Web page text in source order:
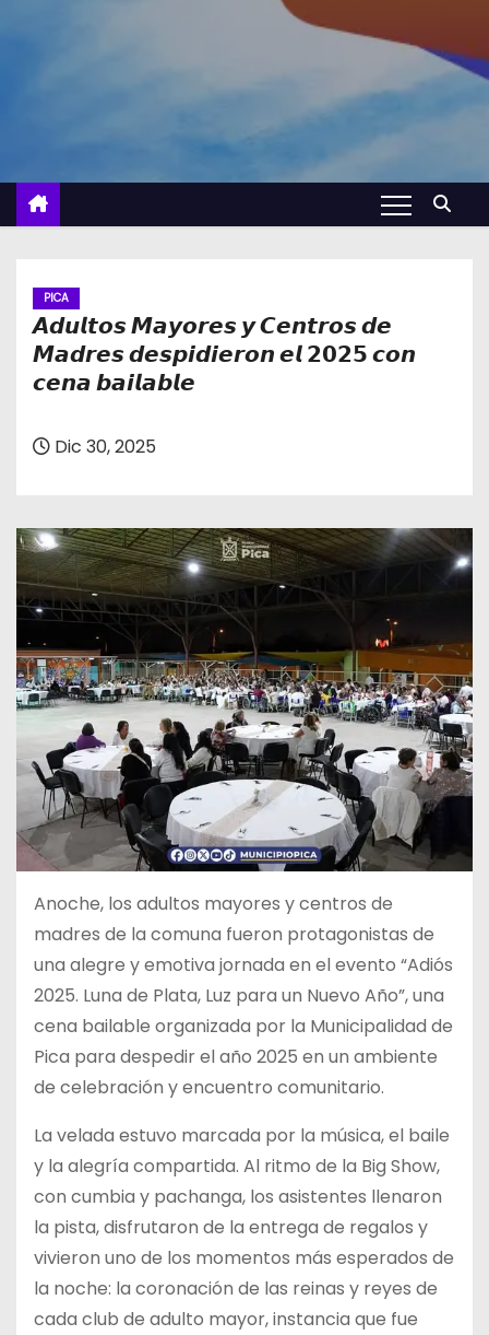
PICA
𝘼𝙙𝙪𝙡𝙩𝙤𝙨 𝙈𝙖𝙮𝙤𝙧𝙚𝙨 𝙮 𝘾𝙚𝙣𝙩𝙧𝙤𝙨 𝙙𝙚
𝙈𝙖𝙙𝙧𝙚𝙨 𝙙𝙚𝙨𝙥𝙞𝙙𝙞𝙚𝙧𝙤𝙣 𝙚𝙡 𝟮𝟬𝟮𝟱 𝙘𝙤𝙣
𝙘𝙚𝙣𝙖 𝙗𝙖𝙞𝙡𝙖𝙗𝙡𝙚
Dic 30, 2025
Anoche, los adultos mayores y centros de
madres de la comuna fueron protagonistas de
una alegre y emotiva jornada en el evento “Adiós
2025. Luna de Plata, Luz para un Nuevo Año”, una
cena bailable organizada por la Municipalidad de
Pica para despedir el año 2025 en un ambiente
de celebración y encuentro comunitario.
La velada estuvo marcada por la música, el baile
y la alegría compartida. Al ritmo de la Big Show,
con cumbia y pachanga, los asistentes llenaron
la pista, disfrutaron de la entrega de regalos y
vivieron uno de los momentos más esperados de
la noche: la coronación de las reinas y reyes de
cada club de adulto mayor, instancia que fue